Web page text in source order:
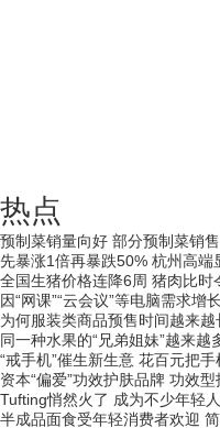
热点
预制菜销量向好 部分预制菜销
先暴涨1倍再暴跌50% 杭州高端
全国生猪价格连降6周 猪肉比时
因“网课”“云会议”等电脑需求
为何服装类商品预售时间越来
同一种水果的“兄弟姐妹”越来越
“戒手机”催生新生意 花百元把
资本“偏爱”功效护肤品牌 功效
Tufting悄然火了 成为不少年轻
半成品面食受年轻消费者欢迎